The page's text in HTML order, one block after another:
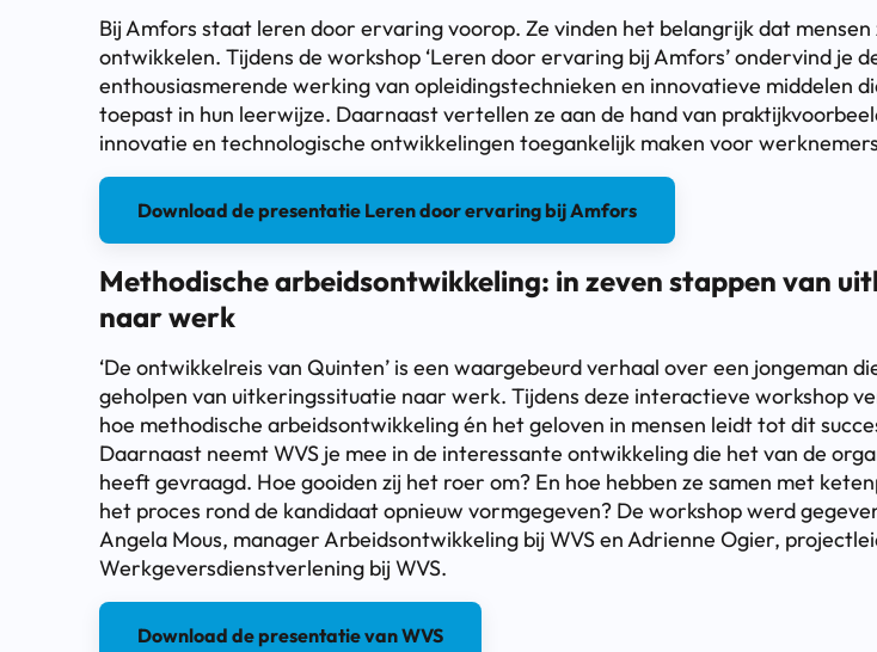
Bij Amfors staat leren door ervaring voorop. Ze vinden het belangrijk dat mensen
ontwikkelen. Tijdens de workshop ‘Leren door ervaring bij Amfors’ ondervind je
enthousiasmerende werking van opleidingstechnieken en innovatieve middelen
toepast in hun leerwijze. Daarnaast vertellen ze aan de hand van
innovatie en technologische ontwikkelingen toegankelijk maken voor
Download de presentatie Leren door ervaring bij Amfors
Methodische arbeidsontwikkeling: in zeven stappen van
naar werk
‘De ontwikkelreis van Quinten’ is een waargebeurd verhaal over een jongeman
geholpen van uitkeringssituatie naar werk. Tijdens deze interactieve workshop
hoe methodische arbeidsontwikkeling én het geloven in mensen leidt tot dit
Daarnaast neemt WVS je mee in de interessante ontwikkeling die het van de
heeft gevraagd. Hoe gooiden zij het roer om? En hoe hebben ze samen met
het proces rond de kandidaat opnieuw vormgegeven? De workshop werd
Angela Mous, manager Arbeidsontwikkeling bij WVS en Adrienne Ogier,
Werkgeversdienstverlening bij WVS.
Download de presentatie van WVS